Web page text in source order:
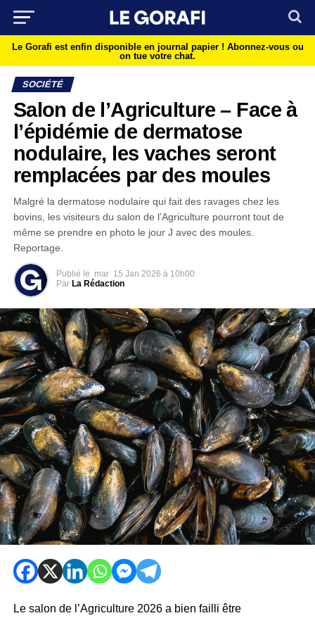
Le Gorafi est enfin disponible en journal papier ! Abonnez-vous ou
on tue votre chat.
SOCIÉTÉ
Salon de l’Agriculture – Face à
l’épidémie de dermatose
nodulaire, les vaches seront
remplacées par des moules
Malgré la dermatose nodulaire qui fait des ravages chez les
bovins, les visiteurs du salon de l’Agriculture pourront tout de
même se prendre en photo le jour J avec des moules.
Reportage.
Publié le mar 15 Jan 2026 à 10h00
Par La Rédaction
Le salon de l’Agriculture 2026 a bien failli être